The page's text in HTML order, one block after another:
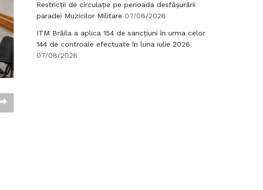
Restricții de circulație pe perioada desfășurării
paradei Muzicilor Militare 07/08/2026
ITM Brăila a aplica 154 de sancțiuni în urma celor
144 de controale efectuate în luna iulie 2026
07/08/2026